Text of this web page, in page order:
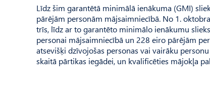
Līdz šim garantētā minimālā ienākuma (GMI)
pārējām personām mājsaimniecībā. No 1.
trīs, līdz ar to garantēto minimālo ienākumu
personai mājsaimniecībā un 228 eiro pārējām
atsevišķi dzīvojošas personas vai vairāku
skaitā pārtikas iegādei, un kvalificēties mājokļa